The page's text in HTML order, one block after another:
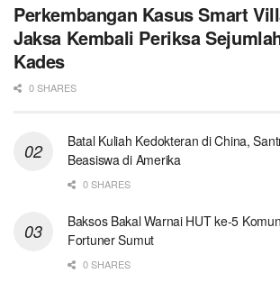
Perkembangan Kasus Smart
Jaksa Kembali Periksa
Kades
0 SHARES
Batal Kuliah Kedokteran di China,
Beasiswa di Amerika
0 SHARES
Baksos Bakal Warnai HUT ke-5
Fortuner Sumut
0 SHARES